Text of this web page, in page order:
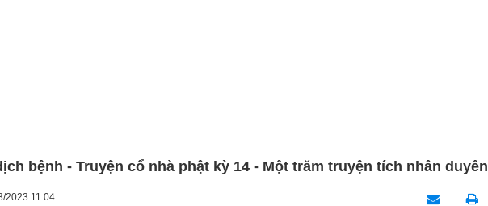
bệnh - Truyện cổ nhà phật kỳ 14 - Một trăm truyện tích nhân duyên
2023 11:04